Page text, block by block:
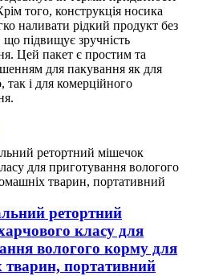
того, конструкція носика
наливати рідкий продукт без
що підвищує зручність
Цей пакет є простим та
для пакування як для
так і для комерційного
ретортний
класу для
вологого корму для
тварин, портативний